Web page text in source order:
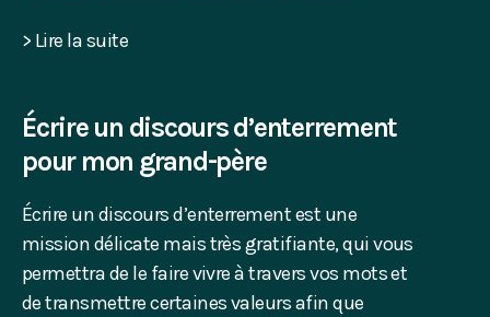
> Lire la suite
Écrire un discours d’enterrement
pour mon grand-père
Écrire un discours d’enterrement est une
mission délicate mais très gratifiante, qui vous
permettra de le faire vivre à travers vos mots et
de transmettre certaines valeurs afin que